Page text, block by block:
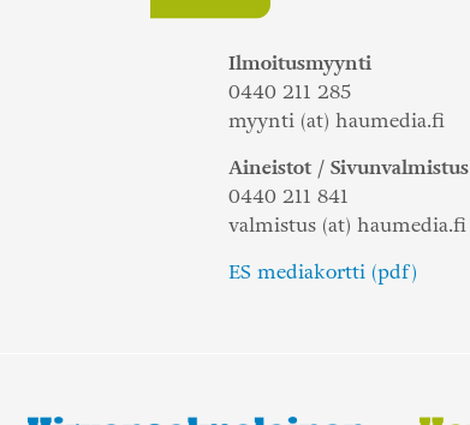
Ilmoitusmyynti
0440 211 285
myynti (at) haumedia.fi
Aineistot / Sivunvalmistus
0440 211 841
valmistus (at) haumedia.fi
ES mediakortti (pdf)